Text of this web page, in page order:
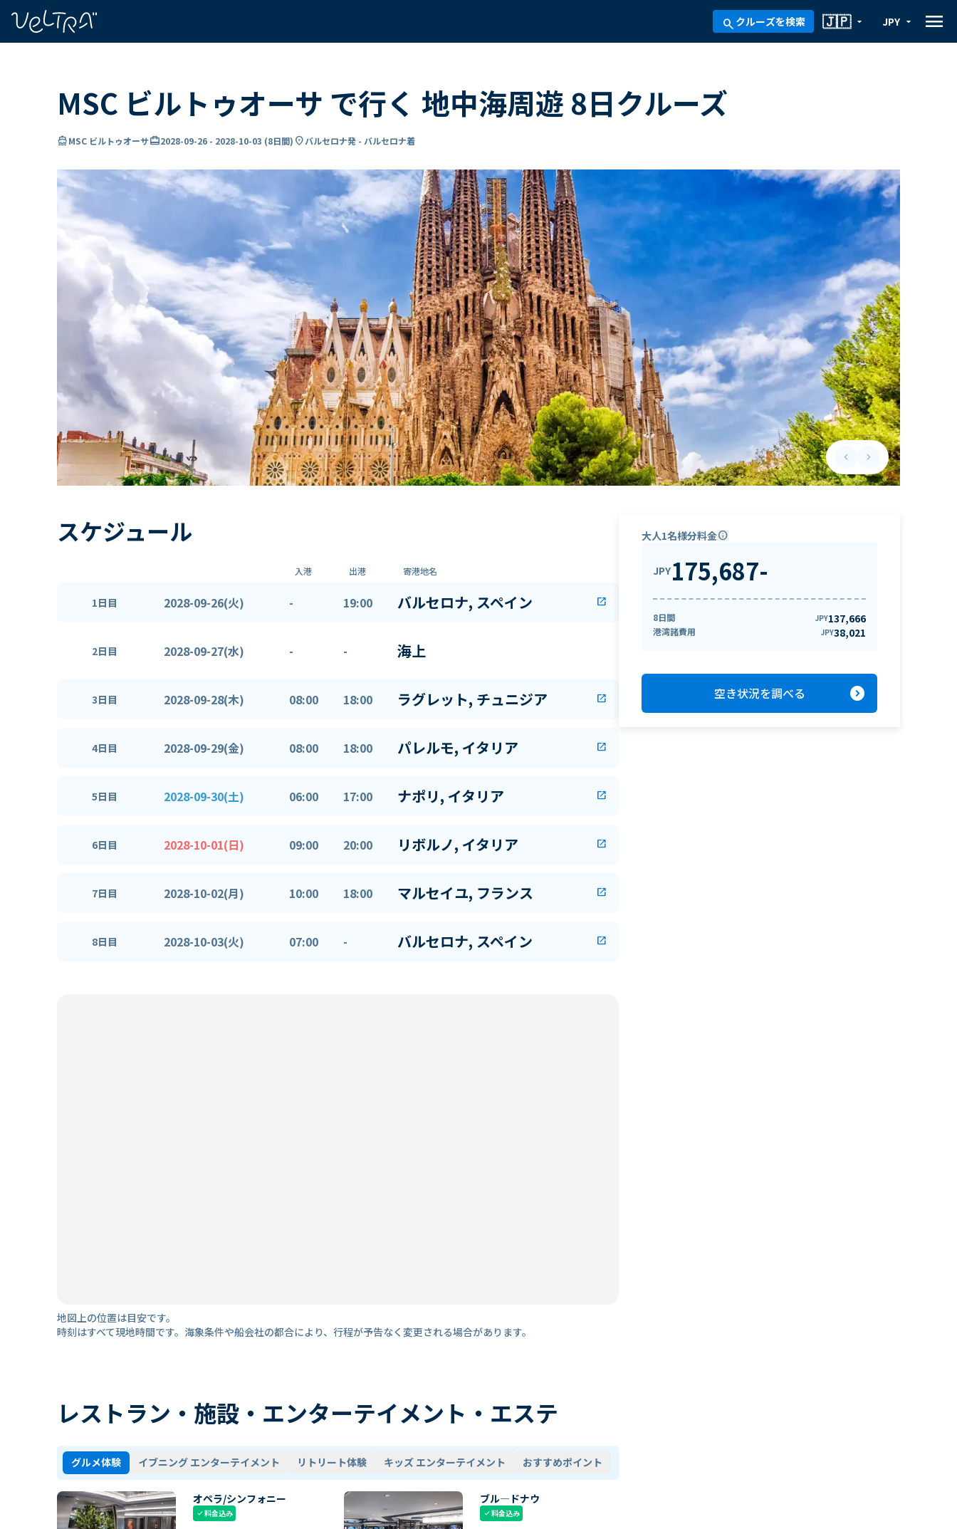
search クルーズを検索 arrow_drop_down
🇯🇵 arrow_drop_down
JPY menu
MSC ビルトゥオーサ で行く 地中海周遊 8日クルーズ
directions_boatMSC ビルトゥオーサcard_travel2028-09-26 - 2028-10-03 (8日間) location_onバルセロナ発 - バルセロナ着
keyboard_arrow_leftPrevious slide
keyboard_arrow_rightNext slide
スケジュール
入港 出港 寄港地名
1日目 2028-09-26(火) - 19:00 バルセロナ, スペイン open_in_new
2日目 2028-09-27(水) - - 海上
3日目 2028-09-28(木) 08:00 18:00 ラグレット, チュニジア open_in_new
4日目 2028-09-29(金) 08:00 18:00 パレルモ, イタリア open_in_new
5日目 2028-09-30(土) 06:00 17:00 ナポリ, イタリア open_in_new
6日目 2028-10-01(日) 09:00 20:00 リボルノ, イタリア open_in_new
7日目 2028-10-02(月) 10:00 18:00 マルセイユ, フランス open_in_new
8日目 2028-10-03(火) 07:00 - バルセロナ, スペイン open_in_new
地図上の位置は目安です。
時刻はすべて現地時間です。海象条件や船会社の都合により、行程が予告なく変更される場合があります。
レストラン・施設・エンターテイメント・エステ
グルメ体験 イブニング エンターテイメント リトリート体験 キッズ エンターテイメント おすすめポイント
オペラ/シンフォニー
check料金込み
ブル―ドナウ
check料金込み
大人1名様分料金info
JPY175,687-
8日間 JPY137,666
港湾諸費用 JPY38,021
空き状況を調べる expand_circle_right